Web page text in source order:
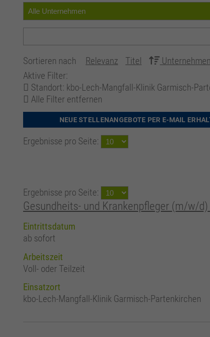
Sortieren nach Relevanz Titel Unternehmen
Aktive Filter:
Standort: kbo-Lech-Mangfall-Klinik Garmisch-
Alle Filter entfernen
NEUE STELLENANGEBOTE PER E-MAIL
Ergebnisse pro Seite:
Ergebnisse pro Seite:
Gesundheits- und Krankenpfleger (m/w/
Eintrittsdatum
ab sofort
Arbeitszeit
Voll- oder Teilzeit
Einsatzort
kbo-Lech-Mangfall-Klinik Garmisch-Partenkirchen